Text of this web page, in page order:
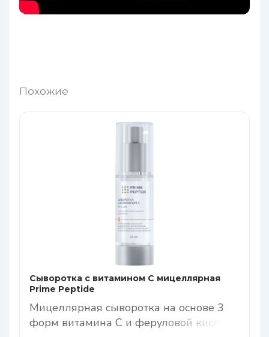
Похожие
Сыворотка с витамином С мицеллярная
Prime Peptide
Мицеллярная сыворотка на основе 3
форм витамина С и феруловой кислоты